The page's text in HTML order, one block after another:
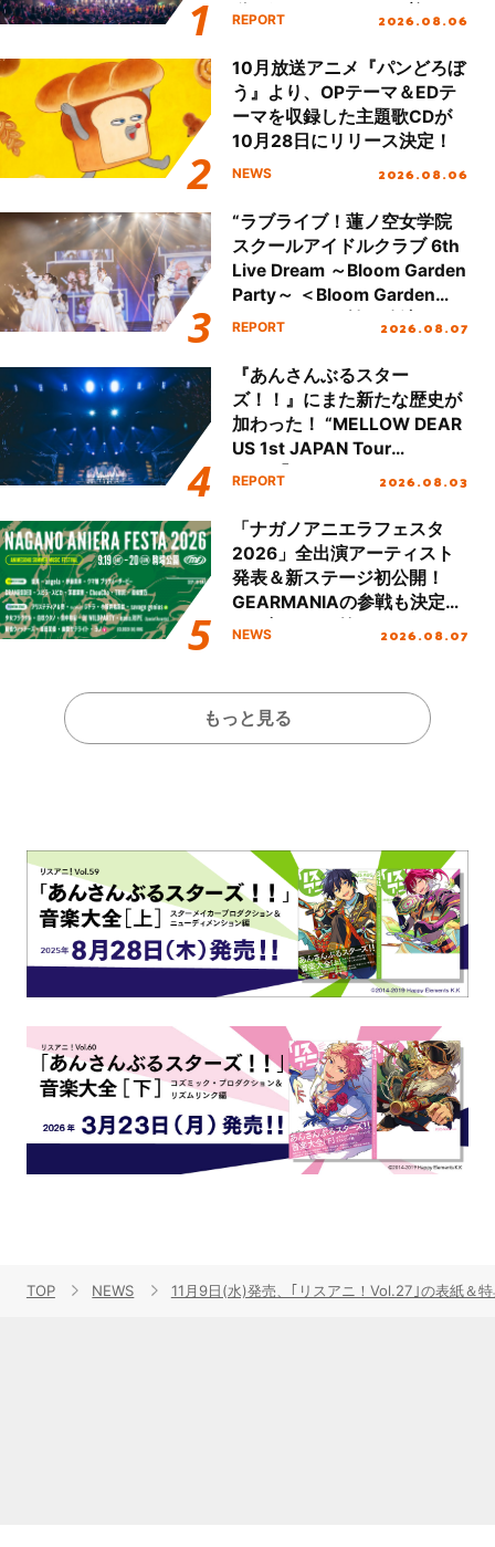
動を経てファイナルを迎える
REPORT 2026.08.06
10月放送アニメ『パンどろぼ
う』より、OPテーマ＆EDテ
ーマを収録した主題歌CDが
10月28日にリリース決定！
NEWS 2026.08.06
“ラブライブ！蓮ノ空女学院
スクールアイドルクラブ 6th
Live Dream ～Bloom Garden
Party～ ＜Bloom Garden
Party Stage／埼玉公演＞”
REPORT 2026.08.07
『あんさんぶるスター
ズ！！』にまた新たな歴史が
加わった！ “MELLOW DEAR
US 1st JAPAN Tour
Final「NICE to meet YOU
ート!!
REPORT 2026.08.03
「ナガノアニエラフェスタ
2026」全出演アーティスト
発表＆新ステージ初公開！
GEARMANIAの参戦も決定
し、初となる第3ステージの
NEWS 2026.08.07
もっと見る
TOP NEWS 11月9日(水)発売、｢リスアニ！Vol.27｣の表紙＆